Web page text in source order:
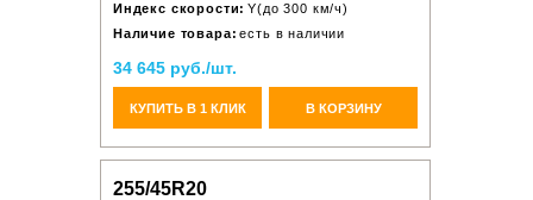
Индекс скорости: Y(до 300 км/ч)
Наличие товара: есть в наличии
34 645 руб./шт.
КУПИТЬ В 1 КЛИК В КОРЗИНУ
255/45R20